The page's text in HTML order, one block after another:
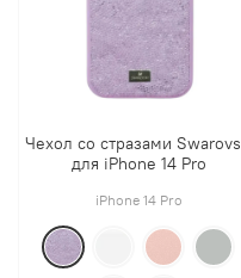
Чехол со стразами
для iPhone 14 Pro
iPhone 14 Pro